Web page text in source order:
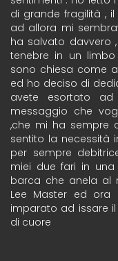
di grande fragilità ,
ad allora mi
ha salvato davvero
tenebre in un
sono chiesa come
ed ho deciso di
avete esortato
messaggio che
,che mi ha sempre
sentito la necessità
per sempre
miei due fari in una
barca che anela al
Lee Master ed ora
imparato ad issare
di cuore